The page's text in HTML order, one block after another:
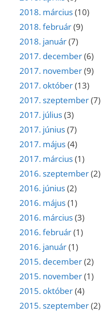
2018. március(10)
2018. február(9)
2018. január(7)
2017. december(6)
2017. november(9)
2017. október(13)
2017. szeptember(7)
2017. július(3)
2017. június(7)
2017. május(4)
2017. március(1)
2016. szeptember(2)
2016. június(2)
2016. május(1)
2016. március(3)
2016. február(1)
2016. január(1)
2015. december(2)
2015. november(1)
2015. október(4)
2015. szeptember(2)